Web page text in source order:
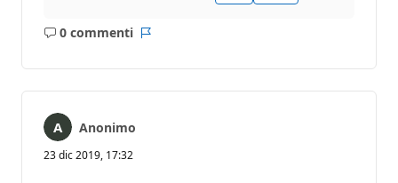
0 commenti
Nessun
Anonimo
23 dic 2019, 17:32